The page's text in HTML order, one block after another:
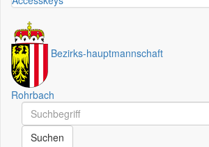
Bezirks-hauptmannschaft
Rohrbach
Schnellsuche
Schnellsuche
Suchen